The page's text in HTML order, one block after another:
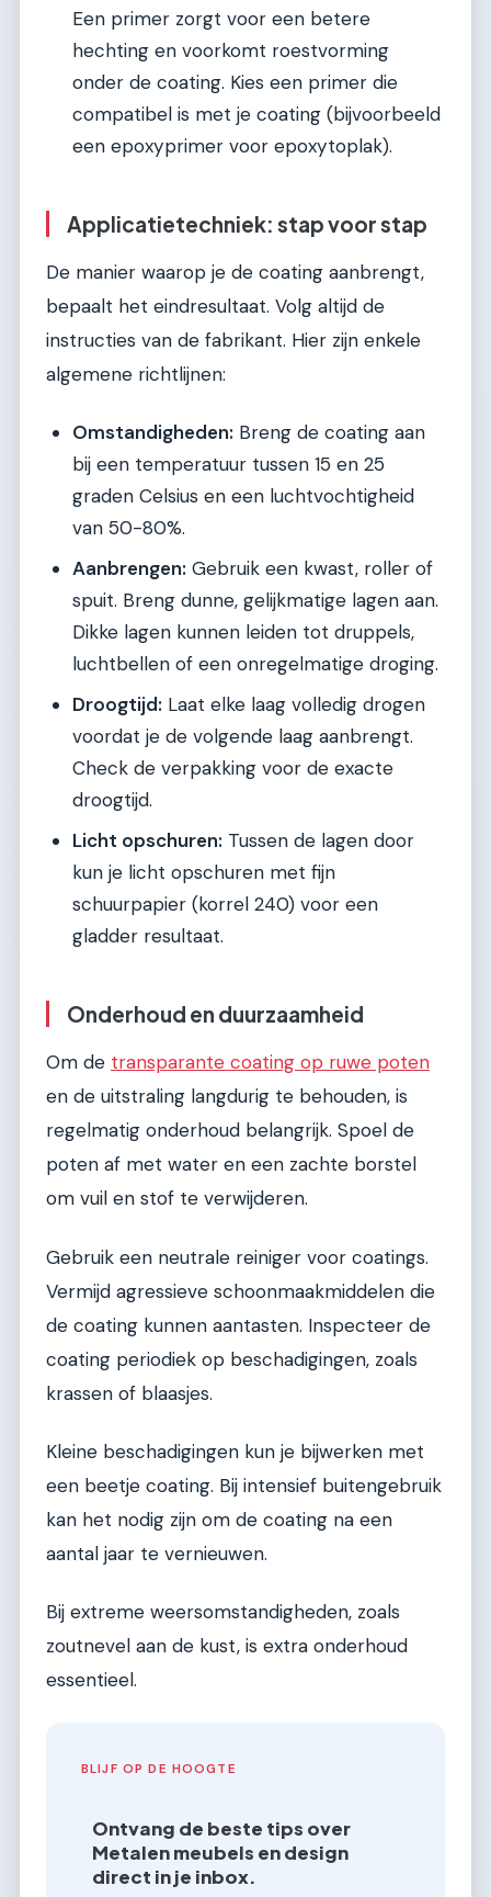
Een primer zorgt voor een betere
hechting en voorkomt roestvorming
onder de coating. Kies een primer die
compatibel is met je coating (bijvoorbeeld
een epoxyprimer voor epoxytoplak).
Applicatietechniek: stap voor stap
De manier waarop je de coating aanbrengt,
bepaalt het eindresultaat. Volg altijd de
instructies van de fabrikant. Hier zijn enkele
algemene richtlijnen:
Omstandigheden: Breng de coating aan
bij een temperatuur tussen 15 en 25
graden Celsius en een luchtvochtigheid
van 50-80%.
Aanbrengen: Gebruik een kwast, roller of
spuit. Breng dunne, gelijkmatige lagen aan.
Dikke lagen kunnen leiden tot druppels,
luchtbellen of een onregelmatige droging.
Droogtijd: Laat elke laag volledig drogen
voordat je de volgende laag aanbrengt.
Check de verpakking voor de exacte
droogtijd.
Licht opschuren: Tussen de lagen door
kun je licht opschuren met fijn
schuurpapier (korrel 240) voor een
gladder resultaat.
Onderhoud en duurzaamheid
Om de transparante coating op ruwe poten
en de uitstraling langdurig te behouden, is
regelmatig onderhoud belangrijk. Spoel de
poten af met water en een zachte borstel
om vuil en stof te verwijderen.
Gebruik een neutrale reiniger voor coatings.
Vermijd agressieve schoonmaakmiddelen die
de coating kunnen aantasten. Inspecteer de
coating periodiek op beschadigingen, zoals
krassen of blaasjes.
Kleine beschadigingen kun je bijwerken met
een beetje coating. Bij intensief buitengebruik
kan het nodig zijn om de coating na een
aantal jaar te vernieuwen.
Bij extreme weersomstandigheden, zoals
zoutnevel aan de kust, is extra onderhoud
essentieel.
BLIJF OP DE HOOGTE
Ontvang de beste tips over
Metalen meubels en design
direct in je inbox.